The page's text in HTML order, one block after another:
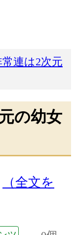
連は2次元
の幼女
（全文を